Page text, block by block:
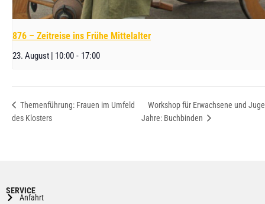
876 – Zeitreise ins Frühe Mittelalter
23. August | 10:00 - 17:00
Themenführung: Frauen im Umfeld
des Klosters
Workshop für Erwachsene und
Jahre: Buchbinden
SERVICE
Anfahrt